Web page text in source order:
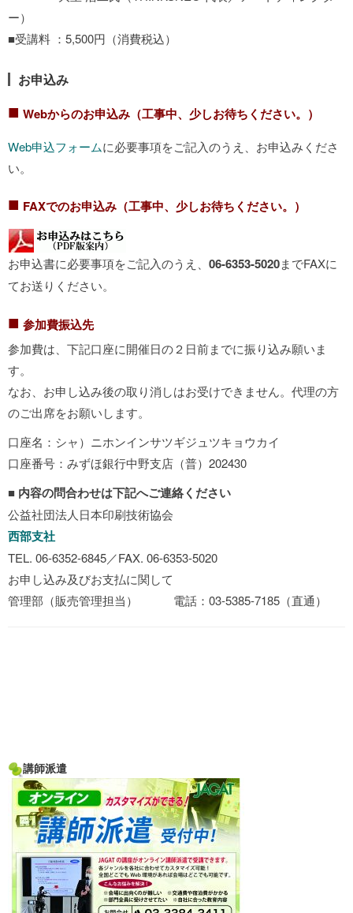
ー）
■受講料 ：5,500円（消費税込）
お申込み
■ Webからのお申込み（工事中、少しお待ちください。）
Web申込フォームに必要事項をご記入のうえ、お申込みくださ
い。
■ FAXでのお申込み（工事中、少しお待ちください。）
お申込書に必要事項をご記入のうえ、 06-6353-5020までFAXに
てお送りください。
■ 参加費振込先
参加費は、下記口座に開催日の２日前までに振り込み願いま
す。
なお、お申し込み後の取り消しはお受けできません。代理の方
のご出席をお願いします。
口座名：シャ）ニホンインサツギジュツキョウカイ
口座番号：みずほ銀行中野支店（普）202430
■ 内容の問合わせは下記へご連絡ください
公益社団法人日本印刷技術協会
西部支社
TEL. 06-6352-6845／FAX. 06-6353-5020
お申し込み及びお支払に関して
管理部（販売管理担当） 電話：03-5385-7185（直通）
講師派遣